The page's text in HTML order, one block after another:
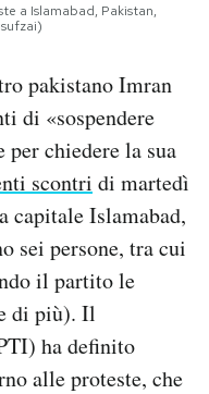
a Islamabad, Pakistan,
pakistano Imran
di «sospendere
per chiedere la sua
scontri di martedì
capitale Islamabad,
sei persone, tra cui
il partito le
di più). Il
ha definito
alle proteste, che